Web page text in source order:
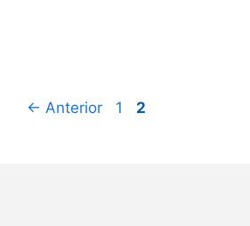
← Anterior Página
1 Página
2